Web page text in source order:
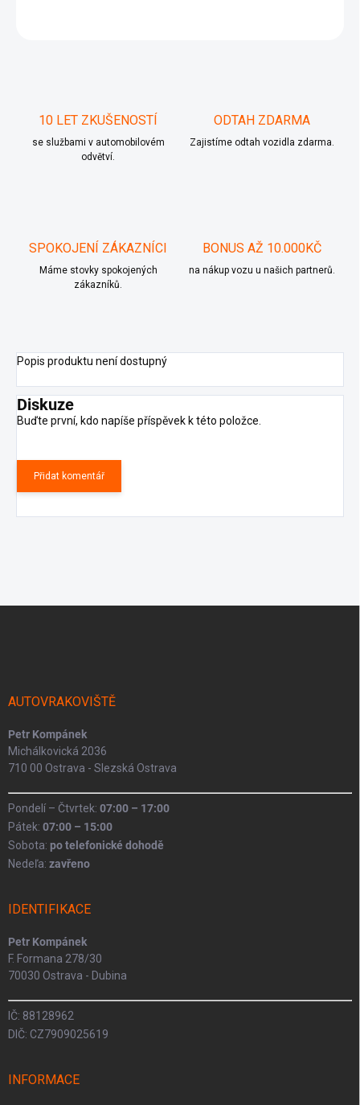
10 LET ZKUŠENOSTÍ
se službami v automobilovém
odvětví.
ODTAH ZDARMA
Zajistíme odtah vozidla zdarma.
SPOKOJENÍ ZÁKAZNÍCI
Máme stovky spokojených
zákazníků.
BONUS AŽ 10.000KČ
na nákup vozu u našich partnerů.
Popis produktu není dostupný
Diskuze
Buďte první, kdo napíše příspěvek k této položce.
Přidat komentář
AUTOVRAKOVIŠTĚ
Petr Kompánek
Michálkovická 2036
710 00 Ostrava - Slezská Ostrava
Pondelí – Čtvrtek: 07:00 – 17:00
Pátek: 07:00 – 15:00
Sobota: po telefonické dohodě
Nedeľa: zavřeno
IDENTIFIKACE
Petr Kompánek
F. Formana 278/30
70030 Ostrava - Dubina
IČ: 88128962
DIČ: CZ7909025619
INFORMACE